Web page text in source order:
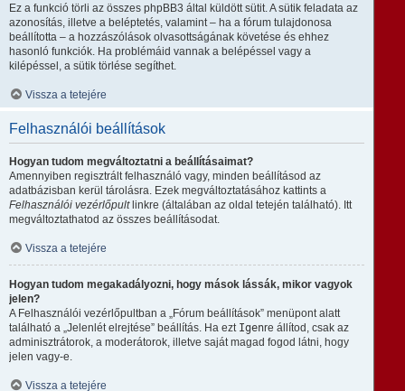
Ez a funkció törli az összes phpBB3 által küldött sütit. A sütik feladata az
azonosítás, illetve a beléptetés, valamint – ha a fórum tulajdonosa
beállította – a hozzászólások olvasottságának követése és ehhez
hasonló funkciók. Ha problémáid vannak a belépéssel vagy a
kilépéssel, a sütik törlése segíthet.
Vissza a tetejére
Felhasználói beállítások
Hogyan tudom megváltoztatni a beállításaimat?
Amennyiben regisztrált felhasználó vagy, minden beállításod az
adatbázisban kerül tárolásra. Ezek megváltoztatásához kattints a
Felhasználói vezérlőpultlinkre (általában az oldal tetején található). Itt
megváltoztathatod az összes beállításodat.
Vissza a tetejére
Hogyan tudom megakadályozni, hogy mások lássák, mikor vagyok
jelen?
A Felhasználói vezérlőpultban a „Fórum beállítások” menüpont alatt
található a „Jelenlét elrejtése” beállítás. Ha ezt Igenre állítod, csak az
adminisztrátorok, a moderátorok, illetve saját magad fogod látni, hogy
jelen vagy-e.
Vissza a tetejére